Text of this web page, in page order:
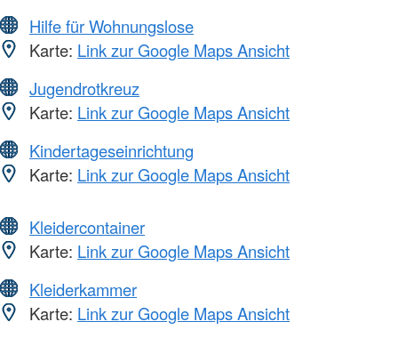
Hilfe für Wohnungslose
Karte: Link zur Google Maps Ansicht
Jugendrotkreuz
Karte: Link zur Google Maps Ansicht
Kindertageseinrichtung
Karte: Link zur Google Maps Ansicht
Kleidercontainer
Karte: Link zur Google Maps Ansicht
Kleiderkammer
Karte: Link zur Google Maps Ansicht